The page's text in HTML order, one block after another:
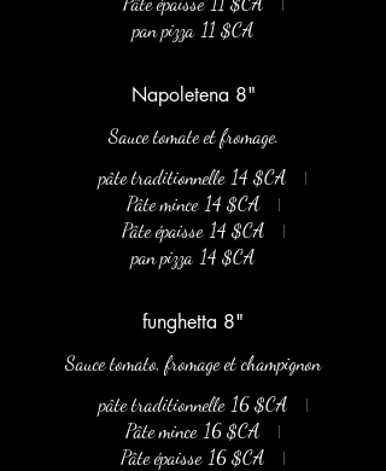
pan pizza 11 $CA
Napoletena 8"
Sauce tomate et fromage.
pâte traditionnelle 14 $CA
Pâte mince 14 $CA
Pâte épaisse 14 $CA
pan pizza 14 $CA
funghetta 8"
Sauce tomato, fromage et champignon
pâte traditionnelle 16 $CA
Pâte mince 16 $CA
Pâte épaisse 16 $CA